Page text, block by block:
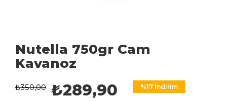
Nutella 750gr Cam
Kavanoz
₺350,00 ₺289,90 %17 İndirim